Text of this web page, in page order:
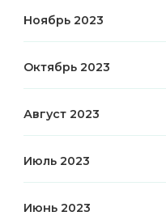
Ноябрь 2023
Октябрь 2023
Август 2023
Июль 2023
Июнь 2023